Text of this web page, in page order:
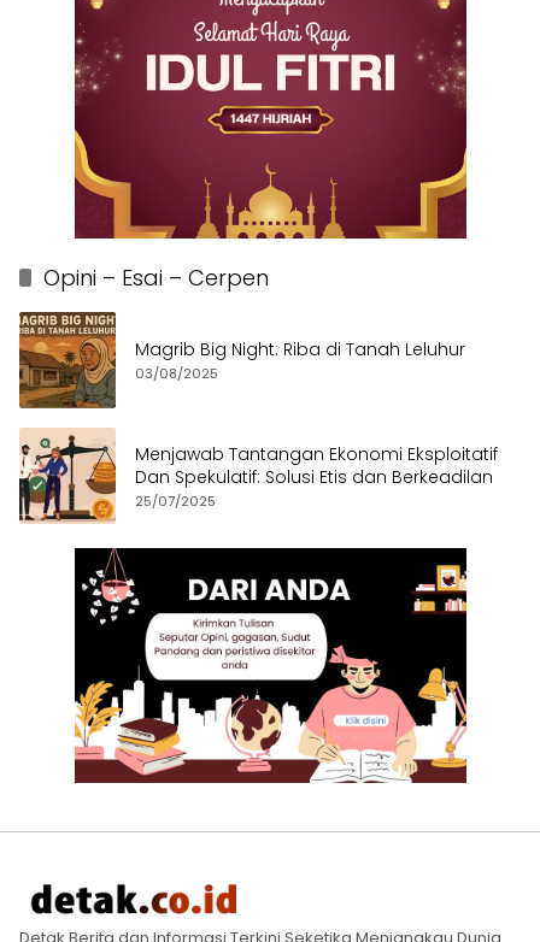
Opini – Esai – Cerpen
Magrib Big Night: Riba di Tanah Leluhur
03/08/2025
Menjawab Tantangan Ekonomi Eksploitatif
Dan Spekulatif: Solusi Etis dan Berkeadilan
25/07/2025
Detak Berita dan Informasi Terkini Seketika Menjangkau Dunia